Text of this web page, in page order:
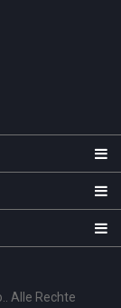
Alle Rechte